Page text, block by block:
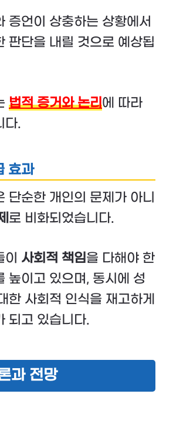
증언이 상충하는 상황에서
판단을 내릴 것으로 예상됩
법적 증거와 논리에 따라
다.
효과
단순한 개인의 문제가 아니
로 비화되었습니다.
사회적 책임을 다해야 한
높이고 있으며, 동시에 성
한 사회적 인식을 재고하게
되고 있습니다.
과 전망